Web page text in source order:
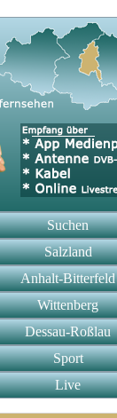
Suchen
Salzland
Anhalt-Bitterfeld
Wittenberg
Dessau-Roßlau
Sport
Live